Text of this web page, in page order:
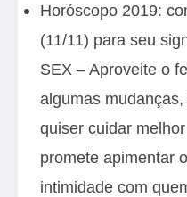
Horóscopo 2019:
(11/11) para seu
SEX – Aproveite o
algumas
quiser cuidar
promete apimentar
intimidade com